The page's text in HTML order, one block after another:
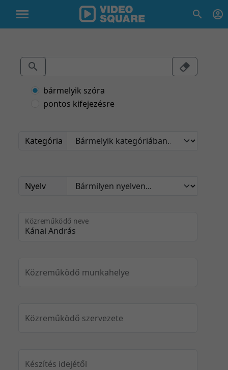
bármelyik szóra
pontos kifejezésre
Kategória
Nyelv
Közreműködő neve
Közreműködő munkahelye
Közreműködő szervezete
Készítés idejétől